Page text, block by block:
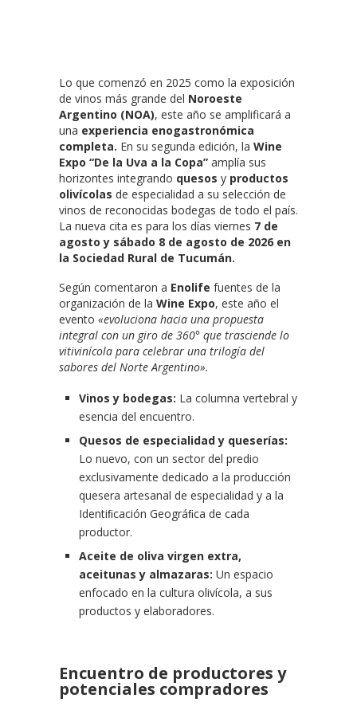
Lo que comenzó en 2025 como la exposición
de vinos más grande del Noroeste
Argentino (NOA), este año se amplificará a
una experiencia enogastronómica
completa. En su segunda edición, la Wine
Expo “De la Uva a la Copa” amplía sus
horizontes integrando quesos y productos
olivícolas de especialidad a su selección de
vinos de reconocidas bodegas de todo el país.
La nueva cita es para los días viernes 7 de
agosto y sábado 8 de agosto de 2026 en
la Sociedad Rural de Tucumán.
Según comentaron a Enolife fuentes de la
organización de la Wine Expo, este año el
evento «evoluciona hacia una propuesta
integral con un giro de 360° que trasciende lo
vitivinícola para celebrar una trilogía del
sabores del Norte Argentino».
Vinos y bodegas: La columna vertebral y
esencia del encuentro.
Quesos de especialidad y queserías:
Lo nuevo, con un sector del predio
exclusivamente dedicado a la producción
quesera artesanal de especialidad y a la
Identiﬁcación Geográﬁca de cada
productor.
Aceite de oliva virgen extra,
aceitunas y almazaras: Un espacio
enfocado en la cultura olivícola, a sus
productos y elaboradores.
Encuentro de productores y
potenciales compradores